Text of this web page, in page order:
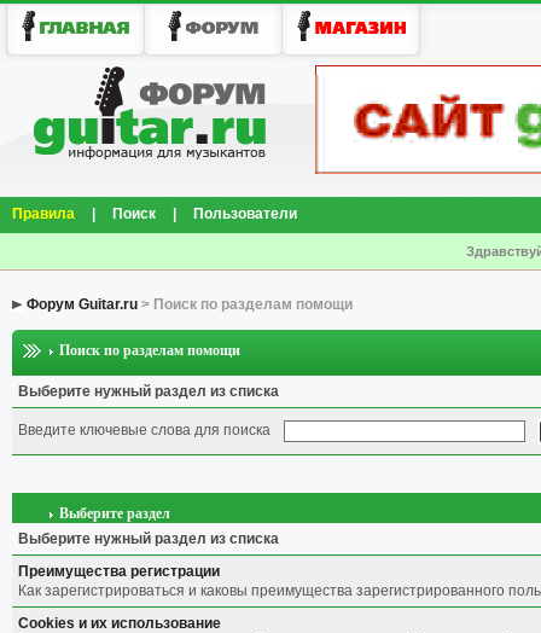
Правила Поиск Пользователи
Форум Guitar.ru > Поиск по разделам помощи
Поиск по разделам помощи
Выберите нужный раздел из списка
Введите ключевые слова для поиска
Выберите раздел
Выберите нужный раздел из списка
Преимущества регистрации
Как зарегистрироваться и каковы преимущества зарегистрированного
Cookies и их использование